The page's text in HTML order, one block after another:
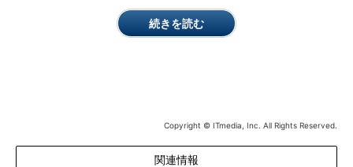
続きを読む
Copyright © ITmedia, Inc. All Rights Reserved.
関連情報